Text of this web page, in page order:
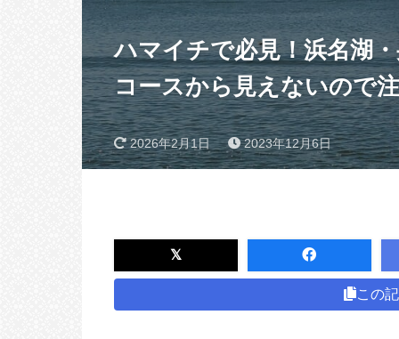
ハマイチで必見！浜名湖
コースから見えないので
2026年2月1日 2023年12月6日
この